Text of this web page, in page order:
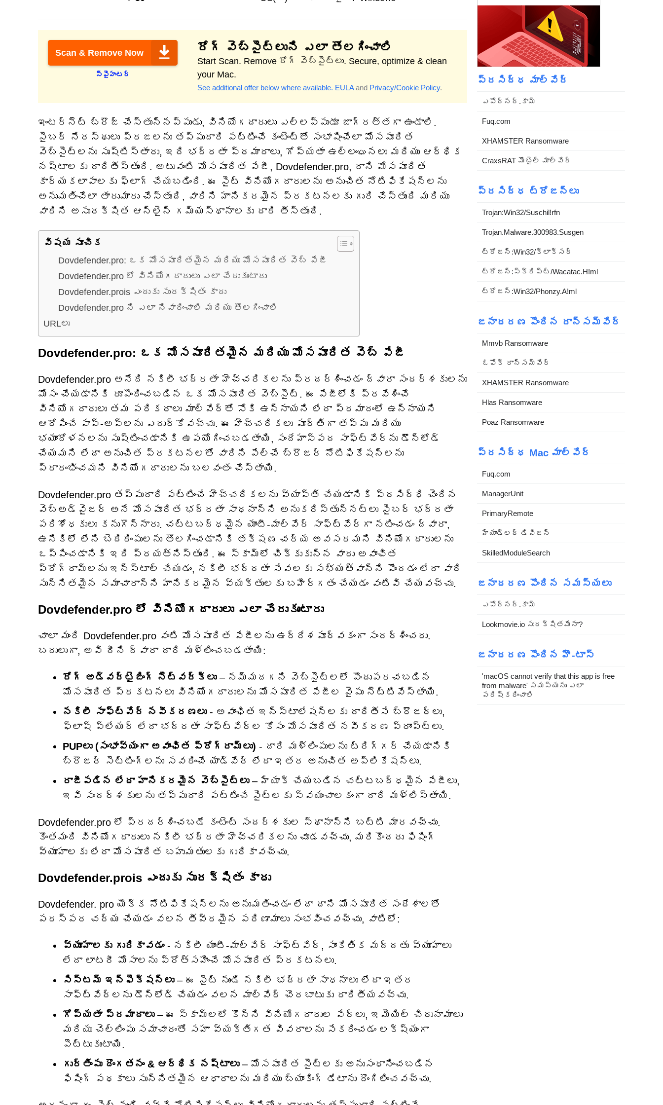
Scan & Remove Now
స్పైహంటర్
రోగ్ వెబ్‌సైట్‌లుని ఎలా తొలగించాలి
Start Scan. Remove రోగ్ వెబ్‌సైట్‌లు. Secure, optimize & clean
your Mac.
See additional offer below where available. EULAand Privacy/Cookie Policy.
ఇంటర్నెట్ బ్రౌజ్ చేస్తున్నప్పుడు, వినియోగదారులు ఎల్లప్పుడూ జాగ్రత్తగా ఉండాలి.
సైబర్ నేరస్థులు ప్రజలను తప్పుదారి పట్టించే కంటెంట్‌తో సంభాషించేలా మోసపూరిత
వెబ్‌సైట్‌లను సృష్టిస్తారు, ఇది భద్రతా ప్రమాదాలు, గోప్యతా ఉల్లంఘనలు మరియు ఆర్థిక
నష్టాలకు దారితీస్తుంది. అటువంటి మోసపూరిత పేజీ, Dovdefender.pro, దాని మోసపూరిత
కార్యకలాపాలకు ఫ్లాగ్ చేయబడింది. ఈ సైట్ వినియోగదారులను అనుచిత నోటిఫికేషన్‌లను
అనుమతించేలా తారుమారు చేస్తుంది, వారిని హానికరమైన ప్రకటనలకు గురి చేస్తుంది మరియు
వారిని అసురక్షిత ఆన్‌లైన్ గమ్యస్థానాలకు దారి తీస్తుంది.
విషయ సూచిక
Dovdefender.pro: ఒక మోసపూరితమైన మరియు మోసపూరిత వెబ్ పేజీ
Dovdefender.pro లో వినియోగదారులు ఎలా చేరుకుంటారు
Dovdefender.prois ఎందుకు సురక్షితం కాదు
Dovdefender.pro ని ఎలా నివారించాలి మరియు తొలగించాలి
URLలు
Dovdefender.pro: ఒక మోసపూరితమైన మరియు మోసపూరిత వెబ్ పేజీ
Dovdefender.pro అనేది నకిలీ భద్రతా హెచ్చరికలను ప్రదర్శించడం ద్వారా సందర్శకులను
మోసం చేయడానికి రూపొందించబడిన ఒక మోసపూరిత వెబ్‌సైట్. ఈ పేజీలోకి ప్రవేశించే
వినియోగదారులు తమ పరికరాలు మాల్వేర్‌తో సోకి ఉన్నాయని లేదా ప్రమాదంలో ఉన్నాయని
ఆరోపించే పాప్-అప్‌లను ఎదుర్కోవచ్చు. ఈ హెచ్చరికలు పూర్తిగా తప్పు మరియు
భయాందోళనలను సృష్టించడానికి ఉపయోగించబడతాయి, సందేహాస్పద సాఫ్ట్‌వేర్‌ను డౌన్‌లోడ్
చేయమని లేదా అనుచిత ప్రకటనలతో వారిని పేల్చే బ్రౌజర్ నోటిఫికేషన్‌లను
ప్రారంభించమని వినియోగదారులను బలవంతం చేస్తాయి.
Dovdefender.pro తప్పుదారి పట్టించే హెచ్చరికలను వ్యాప్తి చేయడానికి ప్రసిద్ధి చెందిన
వెబ్‌అడ్వైజర్ అనే మోసపూరిత భద్రతా సాధనాన్ని అనుకరిస్తున్నట్లు సైబర్ భద్రతా
పరిశోధకులు కనుగొన్నారు. చట్టబద్ధమైన యాంటీ-మాల్వేర్ సాఫ్ట్‌వేర్‌గా నటించడం ద్వారా,
ఉనికిలో లేని బెదిరింపులను తొలగించడానికి తక్షణ చర్య అవసరమని వినియోగదారులను
ఒప్పించడానికి ఇది ప్రయత్నిస్తుంది. ఈ స్కామ్‌లో చిక్కుకున్న వారు అవాంఛిత
ప్రోగ్రామ్‌లను ఇన్‌స్టాల్ చేయడం, నకిలీ భద్రతా సేవలకు సభ్యత్వాన్ని పొందడం లేదా వారి
సున్నితమైన సమాచారాన్ని హానికరమైన వ్యక్తులకు బహిర్గతం చేయడం వంటివి చేయవచ్చు.
Dovdefender.pro లో వినియోగదారులు ఎలా చేరుకుంటారు
చాలా మంది Dovdefender.pro వంటి మోసపూరిత పేజీలను ఉద్దేశపూర్వకంగా సందర్శించరు.
బదులుగా, అవి దీని ద్వారా దారి మళ్లించబడతాయి:
రోగ్ అడ్వర్టైజింగ్ నెట్‌వర్క్‌లు– నమ్మదగని వెబ్‌సైట్‌లలో పొందుపరచబడిన
మోసపూరిత ప్రకటనలు వినియోగదారులను మోసపూరిత పేజీల వైపు నెట్టివేస్తాయి.
నకిలీ సాఫ్ట్‌వేర్ నవీకరణలు- అవాంఛిత ఇన్‌స్టాలేషన్‌లకు దారితీసే బ్రౌజర్‌లు,
ఫ్లాష్ ప్లేయర్ లేదా భద్రతా సాఫ్ట్‌వేర్‌ల కోసం మోసపూరిత నవీకరణ ప్రాంప్ట్‌లు.
PUPలు (సంభావ్యంగా అవాంఛిత ప్రోగ్రామ్‌లు) - దారి మళ్లింపులను ట్రిగ్గర్ చేయడానికి
బ్రౌజర్ సెట్టింగ్‌లను సవరించే యాడ్‌వేర్ లేదా ఇతర అనుచిత అప్లికేషన్‌లు.
రాజీపడిన లేదా హానికరమైన వెబ్‌సైట్‌లు– హ్యాక్ చేయబడిన చట్టబద్ధమైన పేజీలు,
ఇవి సందర్శకులను తప్పుదారి పట్టించే సైట్‌లకు స్వయంచాలకంగా దారి మళ్లిస్తాయి.
Dovdefender.pro లో ప్రదర్శించబడే కంటెంట్ సందర్శకుల స్థానాన్ని బట్టి మారవచ్చు.
కొంతమంది వినియోగదారులు నకిలీ భద్రతా హెచ్చరికలను చూడవచ్చు, మరికొందరు ఫిషింగ్
వ్యూహాలకు లేదా మోసపూరిత బహుమతులకు గురికావచ్చు.
Dovdefender.prois ఎందుకు సురక్షితం కాదు
Dovdefender. pro యొక్క నోటిఫికేషన్‌లను అనుమతించడం లేదా దాని మోసపూరిత సందేశాలతో
పరస్పర చర్య చేయడం వలన తీవ్రమైన పరిణామాలు సంభవించవచ్చు, వాటిలో:
వ్యూహాలకు గురికావడం- నకిలీ యాంటీ-మాల్వేర్ సాఫ్ట్‌వేర్, సాంకేతిక మద్దతు వ్యూహాలు
లేదా లాటరీ మోసాలను ప్రోత్సహించే మోసపూరిత ప్రకటనలు.
సిస్టమ్ ఇన్ఫెక్షన్లు– ఈ సైట్ నుండి నకిలీ భద్రతా సాధనాలు లేదా ఇతర
సాఫ్ట్‌వేర్‌లను డౌన్‌లోడ్ చేయడం వలన మాల్వేర్ చొరబాటుకు దారితీయవచ్చు.
గోప్యతా ప్రమాదాలు– ఈ స్కామ్‌లలో కొన్ని వినియోగదారుల పేర్లు, ఇమెయిల్ చిరునామాలు
మరియు చెల్లింపు సమాచారంతో సహా వ్యక్తిగత వివరాలను సేకరించడం లక్ష్యంగా
పెట్టుకుంటాయి.
గుర్తింపు దొంగతనం & ఆర్థిక నష్టాలు– మోసపూరిత సైట్‌లకు అనుసంధానించబడిన
ఫిషింగ్ పథకాలు సున్నితమైన ఆధారాలను మరియు బ్యాంకింగ్ డేటాను దొంగిలించవచ్చు.
ప్రసిద్ధ మాల్వేర్
ఎపోర్నర్.కామ్
Fuq.com
XHAMSTER Ransomware
CraxsRAT మొబైల్ మాల్వేర్
ప్రసిద్ధ ట్రోజన్లు
Trojan:Win32/Suschil!rfn
Trojan.Malware.300983.Susgen
ట్రోజన్:Win32/క్లాక్సర్
ట్రోజన్:స్క్రిప్ట్/Wacatac.H!ml
ట్రోజన్:Win32/Phonzy.A!ml
జనాదరణ పొందిన రాన్సమ్‌వేర్
Mmvb Ransomware
ఓఫోక్ రాన్సమ్‌వేర్
XHAMSTER Ransomware
Hlas Ransomware
Poaz Ransomware
ప్రసిద్ధ Mac మాల్వేర్
Fuq.com
ManagerUnit
PrimaryRemote
హ్యాండ్లర్ డివిజన్
SkilledModuleSearch
జనాదరణ పొందిన సమస్యలు
ఎపోర్నర్.కామ్
Lookmovie.io సురక్షితమేనా?
జనాదరణ పొందిన హౌ-టాస్
'macOS cannot verify that this app is free
from malware' సమస్యను ఎలా
పరిష్కరించాలి